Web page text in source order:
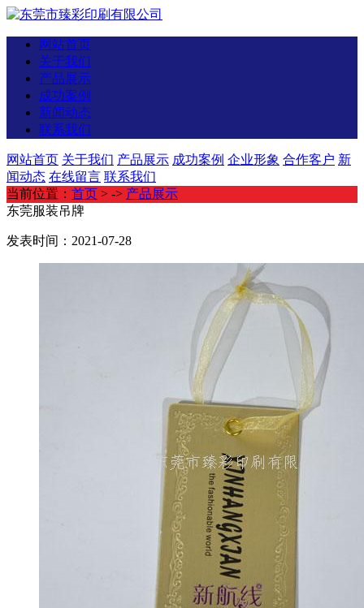
网站首页
关于我们
产品展示
成功案例
新闻动态
联系我们
网站首页 关于我们 产品展示 成功案例 企业形象 合作客户 新
闻动态 在线留言 联系我们
当前位置： 首页 > -> 产品展示
东莞服装吊牌
发表时间：2021-07-28